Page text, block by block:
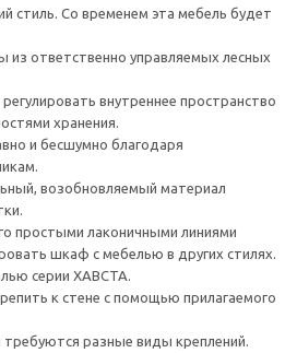
стиль. Со временем эта мебель будет
из ответственно управляемых лесных
внутреннее пространство
хранения.
и бесшумно благодаря
возобновляемый материал
простыми лаконичными линиями
шкаф с мебелью в других стилях.
серии ХАВСТА.
к стене с помощью прилагаемого
требуются разные виды креплений.